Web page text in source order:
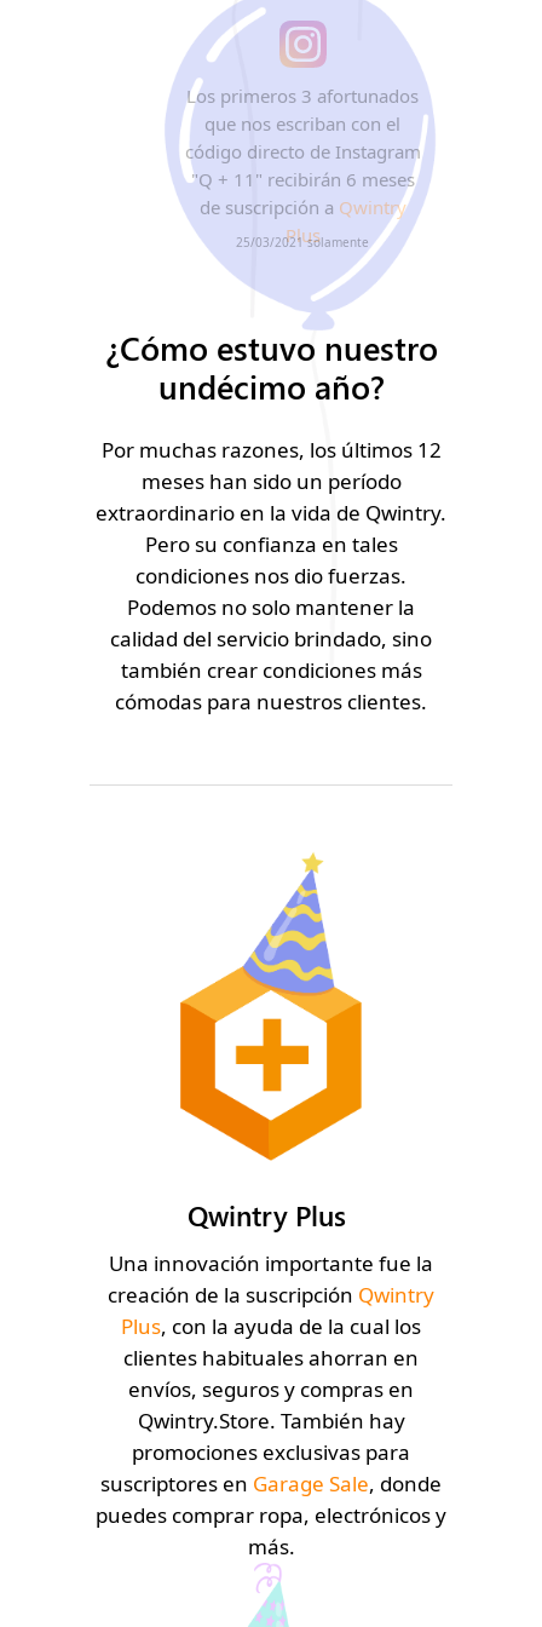
¿Cómo estuvo nuestro
undécimo año?
Por muchas razones, los últimos 12
meses han sido un período
extraordinario en la vida de Qwintry.
Pero su confianza en tales
condiciones nos dio fuerzas.
Podemos no solo mantener la
calidad del servicio brindado, sino
también crear condiciones más
cómodas para nuestros clientes.
Qwintry Plus
Una innovación importante fue la
creación de la suscripción Qwintry
Plus, con la ayuda de la cual los
clientes habituales ahorran en
envíos, seguros y compras en
Qwintry.Store. También hay
promociones exclusivas para
suscriptores en Garage Sale, donde
puedes comprar ropa, electrónicos y
más.
Los primeros 3 afortunados
que nos escriban con el
código directo de Instagram
"Q + 11" recibirán 6 meses
de suscripción a Qwintry
Plus
25/03/2021 solamente